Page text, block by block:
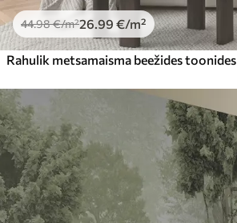
44.98€/m²26.99 €/m²
Rahulik metsamaisma beežides toonides